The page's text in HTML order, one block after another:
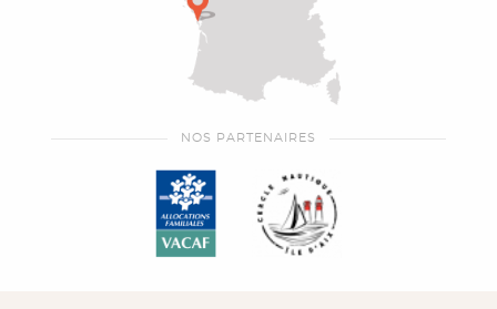
NOS PARTENAIRES